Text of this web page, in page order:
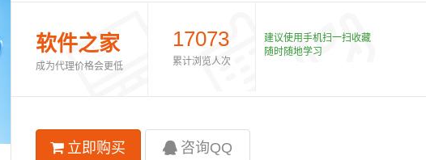
软件之家
成为代理价格会更低
17073
累计浏览人次
建议使用手机扫一扫收藏
随时随地学习
立即购买 咨询QQ